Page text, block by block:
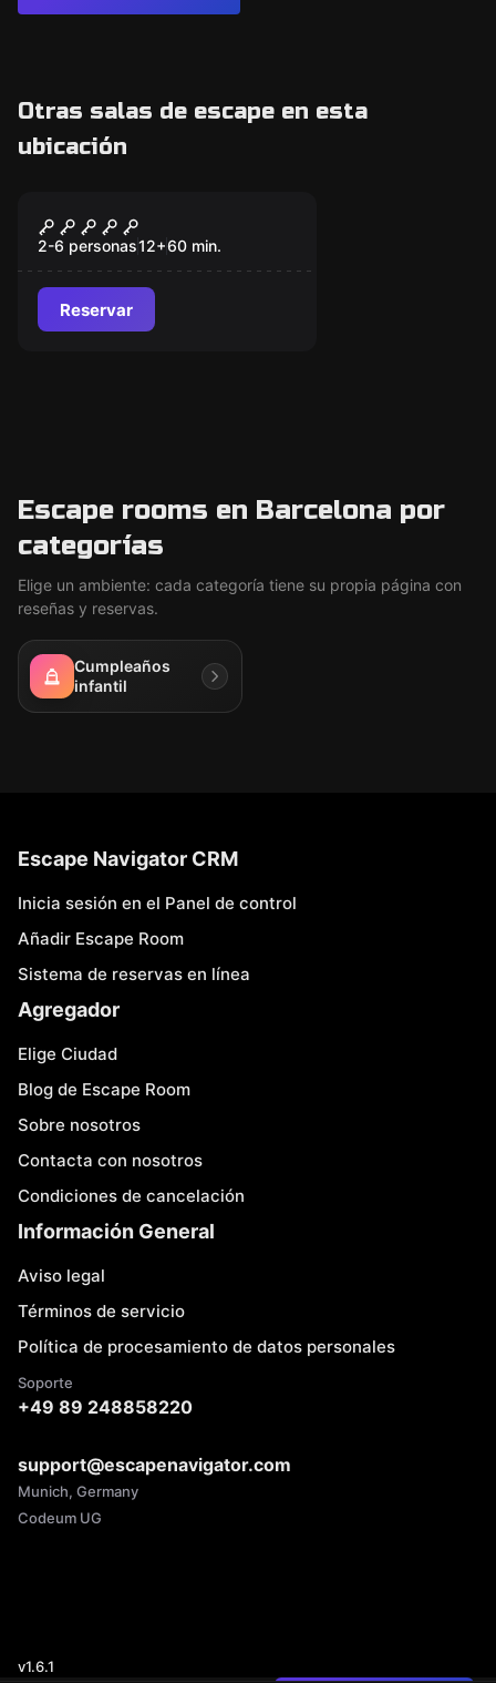
Otras salas de escape en esta
ubicación
The Z Lab
2-6 personas12+60 min.
Reservar
Escape rooms en Barcelona por
categorías
Elige un ambiente: cada categoría tiene su propia página con
reseñas y reservas.
Cumpleaños
infantil
Escape Navigator CRM
Inicia sesión en el Panel de control
Añadir Escape Room
Sistema de reservas en línea
Agregador
Elige Ciudad
Blog de Escape Room
Sobre nosotros
Contacta con nosotros
Condiciones de cancelación
Información General
Aviso legal
Términos de servicio
Política de procesamiento de datos personales
Soporte
+49 89 248858220
support@escapenavigator.com
Munich, Germany
Codeum UG
v1.6.1